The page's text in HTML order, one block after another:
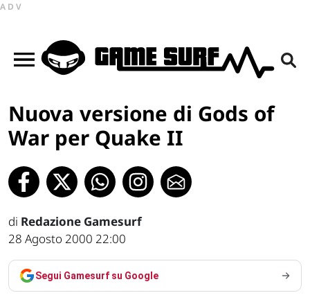
ADV
Nuova versione di Gods of
War per Quake II
di Redazione Gamesurf
28 Agosto 2000 22:00
Segui Gamesurf su Google